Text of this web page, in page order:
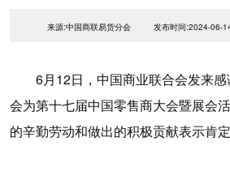
来源:中国商联易货分会 发布时间:2024-06-
6月12日，中国商业联合会发来
会为第十七届中国零售商大会暨展会
的辛勤劳动和做出的积极贡献表示肯定